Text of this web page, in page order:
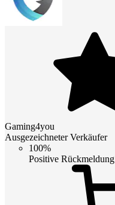
Gaming4you
Ausgezeichneter Verkäufer
100%
Positive Rückmeldung